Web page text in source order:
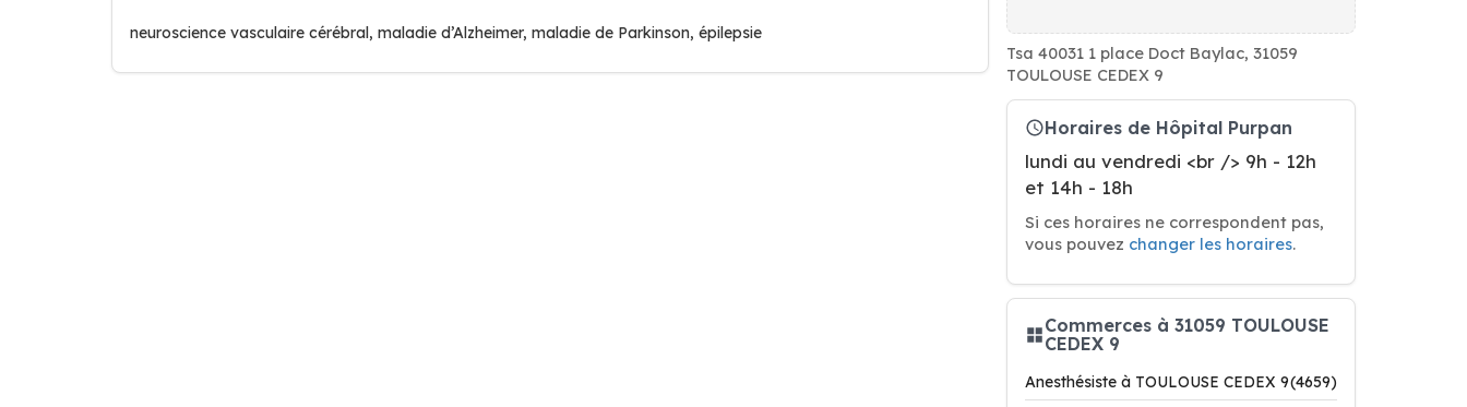
neuroscience vasculaire cérébral, maladie d’Alzheimer, maladie de Parkinson, épilepsie
Tsa 40031 1 place Doct Baylac, 31059
TOULOUSE CEDEX 9
Horaires de Hôpital Purpan
lundi au vendredi <br /> 9h - 12h
et 14h - 18h
Si ces horaires ne correspondent pas,
vous pouvez changer les horaires.
Commerces à 31059 TOULOUSE
CEDEX 9
Anesthésiste à TOULOUSE CEDEX 9(4659)